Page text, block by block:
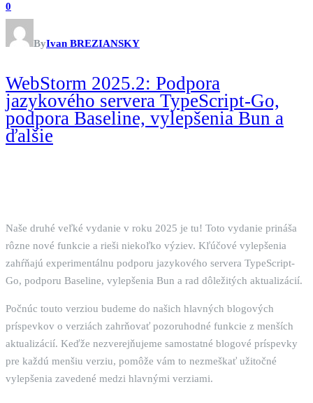
0
ByIvan BREZIANSKY
WebStorm 2025.2: Podpora
jazykového servera TypeScript-Go,
podpora Baseline, vylepšenia Bun a
ďalšie
Naše druhé veľké vydanie v roku 2025 je tu! Toto vydanie prináša
rôzne nové funkcie a rieši niekoľko výziev. Kľúčové vylepšenia
zahŕňajú experimentálnu podporu jazykového servera TypeScript-
Go, podporu Baseline, vylepšenia Bun a rad dôležitých aktualizácií.
Počnúc touto verziou budeme do našich hlavných blogových
príspevkov o verziách zahrňovať pozoruhodné funkcie z menších
aktualizácií. Keďže nezverejňujeme samostatné blogové príspevky
pre každú menšiu verziu, pomôže vám to nezmeškať užitočné
vylepšenia zavedené medzi hlavnými verziami.